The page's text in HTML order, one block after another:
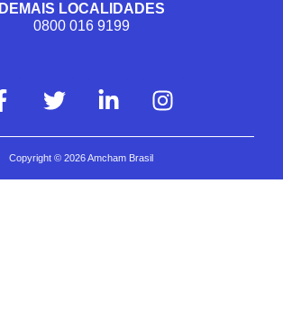
DEMAIS LOCALIDADES
0800 016 9199
Copyright © 2026Amcham Brasil